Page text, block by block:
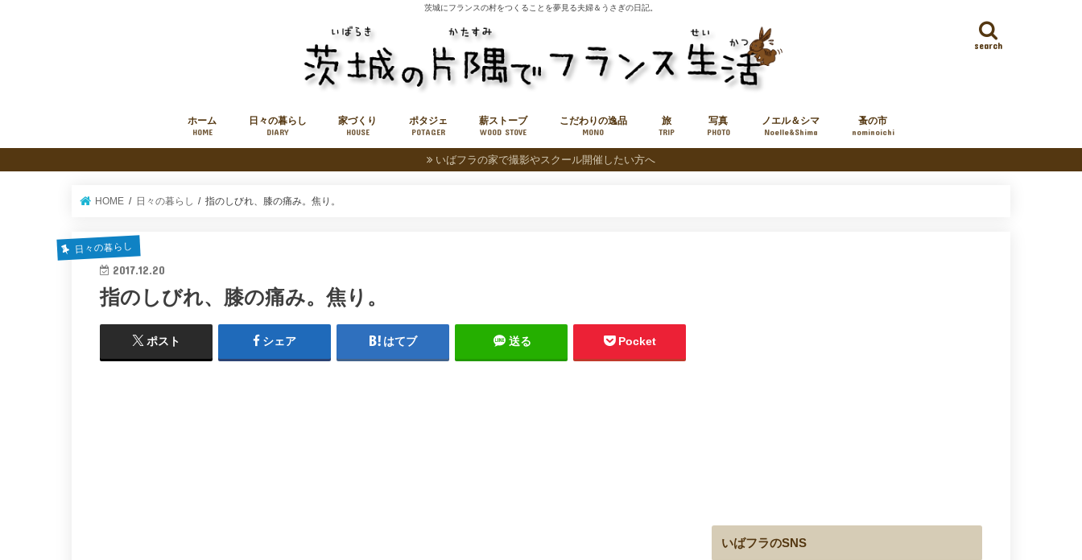
茨城にフランスの村をつくることを夢見る夫婦＆うさぎの日記。
search
ホーム
HOME
日々の暮らし
DIARY
家づくり
HOUSE
ポタジェ
POTAGER
薪ストーブ
WOOD STOVE
薪販売
こだわりの逸品
MONO
旅
TRIP
小旅
中旅
写真
PHOTO
ノエル＆シマ
Noelle&Shima
蚤の市
nominoichi
いばフラの家で撮影やスクール開催したい方へ
HOME 日々の暮らし 指のしびれ、膝の痛み。焦り。
日々の暮らし
2017.12.20
指のしびれ、膝の痛み。焦り。
ポスト シェア はてブ 送る Pocket
いばフラのSNS